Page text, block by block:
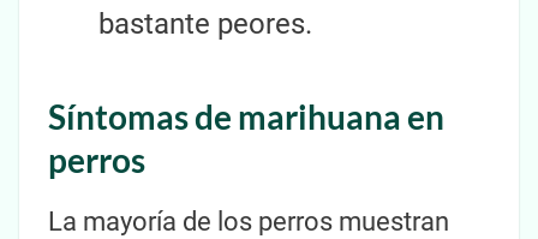
bastante peores.
Síntomas de marihuana en
perros
La mayoría de los perros muestran